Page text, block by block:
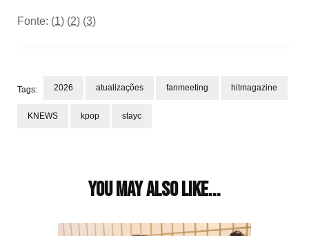
Fonte: (1) (2) (3)
Tags: 2026 atualizações fanmeeting hitmagazine
KNEWS kpop stayc
You may also like...